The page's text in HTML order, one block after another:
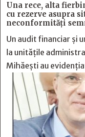
Una rece, alta
cu rezerve asupra
neconformităţi
Un audit financiar și
la unitățile
Mihăești au